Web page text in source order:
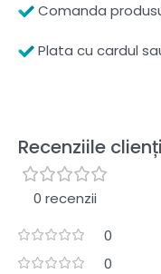
Comanda
Plata cu cardul
Recenziile
0 recenzii
0
0